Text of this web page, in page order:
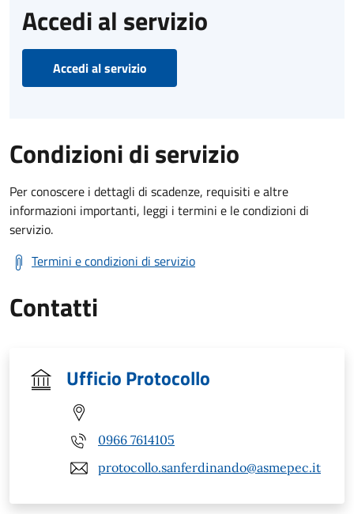
Accedi al servizio
Accedi al servizio
Condizioni di servizio
Per conoscere i dettagli di scadenze, requisiti e altre
informazioni importanti, leggi i termini e le condizioni di
servizio.
Termini e condizioni di servizio
Contatti
Ufficio Protocollo
0966 7614105
protocollo.sanferdinando@asmepec.it